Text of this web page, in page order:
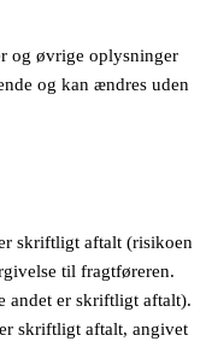
og øvrige oplysninger
og kan ændres uden
skriftligt aftalt (risikoen
til fragtføreren.
andet er skriftligt aftalt).
skriftligt aftalt, angivet